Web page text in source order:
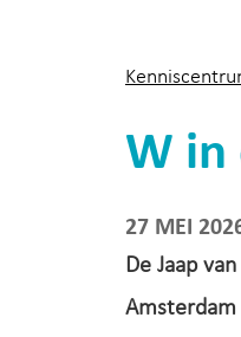
W in
27 MEI
De Jaap
Amsterdam